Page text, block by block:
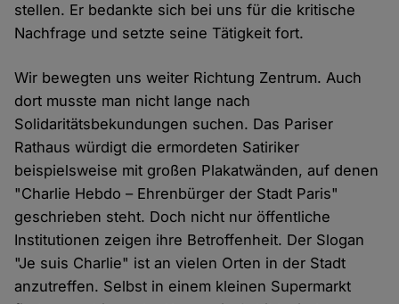
stellen. Er bedankte sich bei uns für die kritische
Nachfrage und setzte seine Tätigkeit fort.
Wir bewegten uns weiter Richtung Zentrum. Auch
dort musste man nicht lange nach
Solidaritätsbekundungen suchen. Das Pariser
Rathaus würdigt die ermordeten Satiriker
beispielsweise mit großen Plakatwänden, auf denen
"Charlie Hebdo – Ehrenbürger der Stadt Paris"
geschrieben steht. Doch nicht nur öffentliche
Institutionen zeigen ihre Betroffenheit. Der Slogan
"Je suis Charlie" ist an vielen Orten in der Stadt
anzutreffen. Selbst in einem kleinen Supermarkt